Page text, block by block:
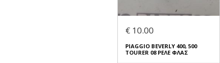
€ 10.00
PIAGGIO BEVERLY 400, 500
TOURER 08 ΡΕΛΕ ΦΛΑΣ